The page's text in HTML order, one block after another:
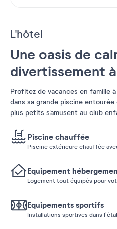
L'hôtel
Une oasis de
divertissement
Profitez de vacances en famille
dans sa grande piscine
plus petits s'amusent au club
Piscine chauffée
Piscine extérieure chauffée
Equipement
Logement tout équipés pour
Equipements sportifs
Installations sportives dans